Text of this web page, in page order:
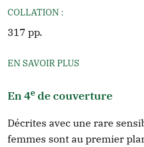
COLLATION :
317 pp.
EN SAVOIR PLUS
En 4e de couverture
Décrites avec une rare
femmes sont au premier